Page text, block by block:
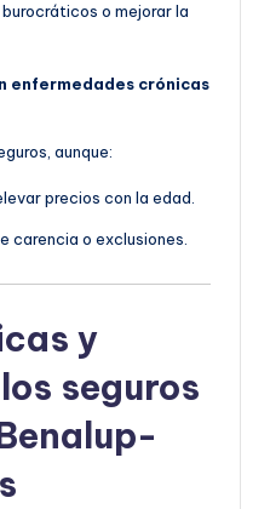
o mejorar la
enfermedades crónicas
aunque:
precios con la edad.
carencia o exclusiones.
y
seguros